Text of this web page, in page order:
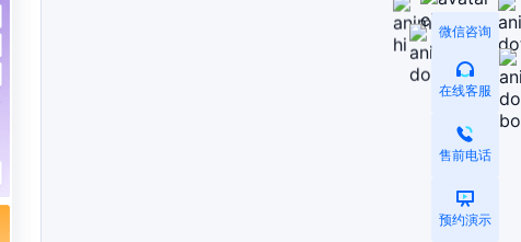
微信咨询
在线客服
售前电话
预约演示